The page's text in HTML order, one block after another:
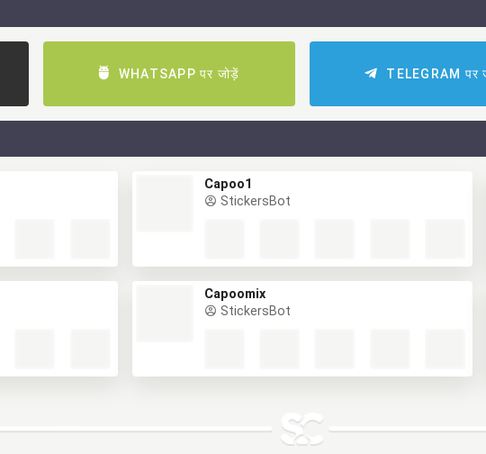
WHATSAPP पर जोड़ें TELEGRAM पर
Capoo1
StickersBot
Capoomix
StickersBot